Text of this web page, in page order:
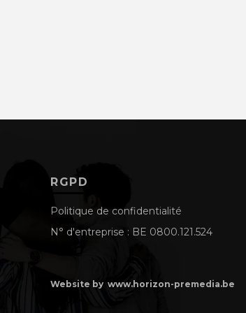
RGPD
Politique de confidentialité
N° d'entreprise : BE 0800.121.524
Website by www.horizon-premedia.be